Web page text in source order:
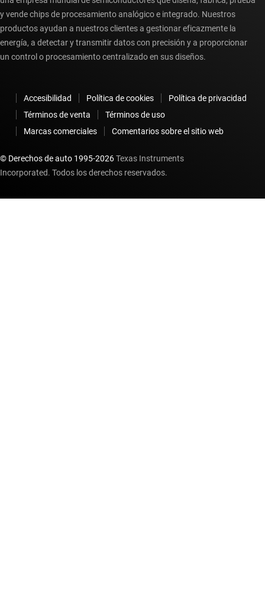
y vende chips de procesamiento analógico e integrado. Nuestros
productos ayudan a nuestros clientes a gestionar eficazmente la
energía, a detectar y transmitir datos con precisión y a proporcionar
un control o procesamiento centralizado en sus diseños.
Accesibilidad Política de cookies
Política de privacidad
Términos de venta
Términos de uso
Marcas comerciales
Comentarios sobre el sitio web
© Derechos de auto 1995-2026Texas Instruments
Incorporated. Todos los derechos reservados.